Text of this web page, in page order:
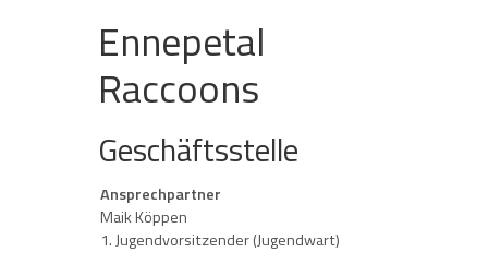
Ennepetal
Raccoons
Geschäftsstelle
Ansprechpartner
Maik Köppen
1. Jugendvorsitzender (Jugendwart)